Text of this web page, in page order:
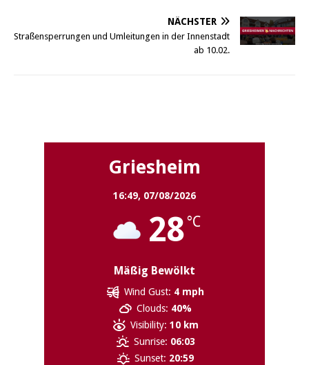
NÄCHSTER
Straßensperrungen und Umleitungen in der Innenstadt
ab 10.02.
Griesheim
16:49, 07/08/2026
28°C
Mäßig Bewölkt
Wind Gust: 4 mph
Clouds: 40%
Visibility: 10 km
Sunrise: 06:03
Sunset: 20:59